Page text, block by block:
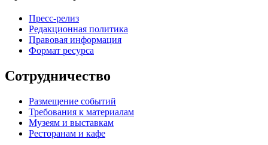
Пресс-релиз
Редакционная политика
Правовая информация
Формат ресурса
Сотрудничество
Размещение событий
Требования к материалам
Музеям и выставкам
Ресторанам и кафе